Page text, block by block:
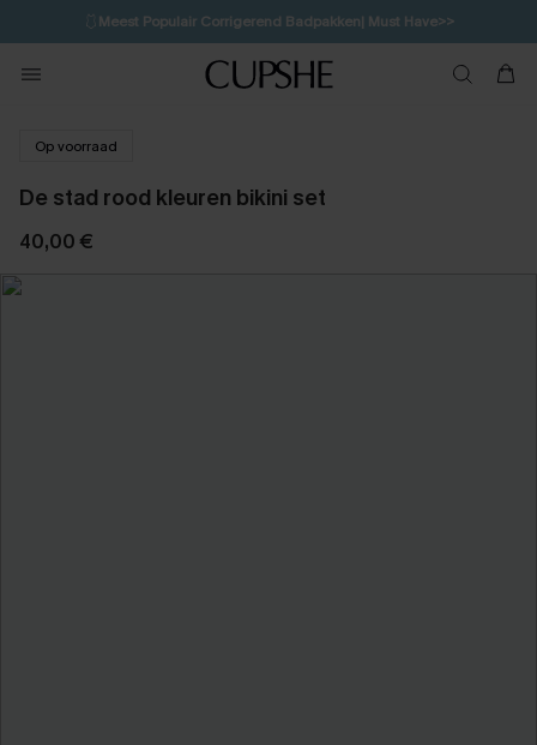
🩱Meest Populair Corrigerend Badpakken| Must Have>>
💌Abonneer je & ontvang tot 15% korting>>
Koop 3, krijg 15% korting | CODE: SW15
Op voorraad
De stad rood kleuren bikini set
40,00 €